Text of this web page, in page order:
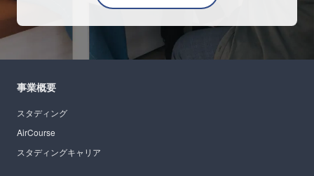
事業概要
スタディング
AirCourse
スタディングキャリア